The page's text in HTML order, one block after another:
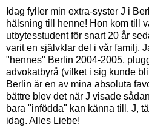
Idag fyller min extra-syster J i
hälsning till henne! Hon kom till
utbytesstudent för snart 20 år
varit en självklar del i vår familj.
"hennes" Berlin 2004-2005,
advokatbyrå (vilket i sig kunde
Berlin är en av mina absoluta
bättre blev det när J visade
bara "infödda" kan känna till. J,
idag. Alles Liebe!